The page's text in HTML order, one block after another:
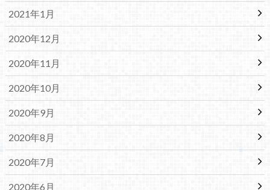
2021年1月
2020年12月
2020年11月
2020年10月
2020年9月
2020年8月
2020年7月
2020年6月